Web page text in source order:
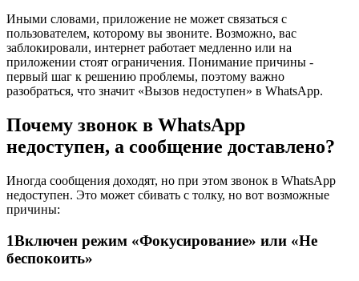
Иными словами, приложение не может связаться с
пользователем, которому вы звоните. Возможно, вас
заблокировали, интернет работает медленно или на
приложении стоят ограничения. Понимание причины -
первый шаг к решению проблемы, поэтому важно
разобраться, что значит «Вызов недоступен» в WhatsApp.
Почему звонок в WhatsApp
недоступен, а сообщение доставлено?
Иногда сообщения доходят, но при этом звонок в WhatsApp
недоступен. Это может сбивать с толку, но вот возможные
причины:
1Включен режим «Фокусирование» или «Не
беспокоить»